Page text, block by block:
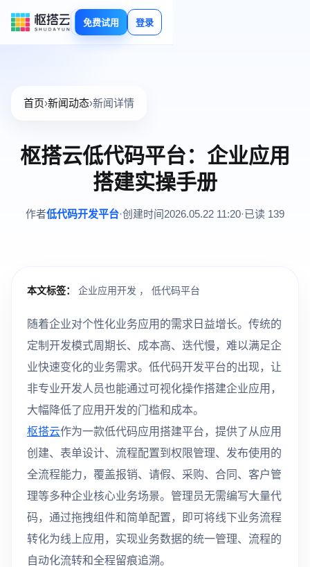
免费试用 登录
首页›新闻动态›新闻详情
枢搭云低代码平台：企业应用
搭建实操手册
作者低代码开发平台·创建时间2026.05.22 11:20·已读 139
本文标签： 企业应用开发 ， 低代码平台
随着企业对个性化业务应用的需求日益增长。传统的
定制开发模式周期长、成本高、迭代慢，难以满足企
业快速变化的业务需求。低代码开发平台的出现，让
非专业开发人员也能通过可视化操作搭建企业应用，
大幅降低了应用开发的门槛和成本。
枢搭云作为一款低代码应用搭建平台，提供了从应用
创建、表单设计、流程配置到权限管理、发布使用的
全流程能力，覆盖报销、请假、采购、合同、客户管
理等多种企业核心业务场景。管理员无需编写大量代
码，通过拖拽组件和简单配置，即可将线下业务流程
转化为线上应用，实现业务数据的统一管理、流程的
自动化流转和全程留痕追溯。